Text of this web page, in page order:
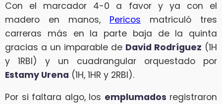
Con el marcador 4-0 a favor y ya con el
madero en manos, Pericos matriculó tres
carreras más en la parte baja de la quinta
gracias a un imparable de David Rodríguez (1H
y 1RBI) y un cuadrangular orquestado por
Estamy Urena (1H, 1HR y 2RBI).
Por si faltara algo, los emplumados registraron